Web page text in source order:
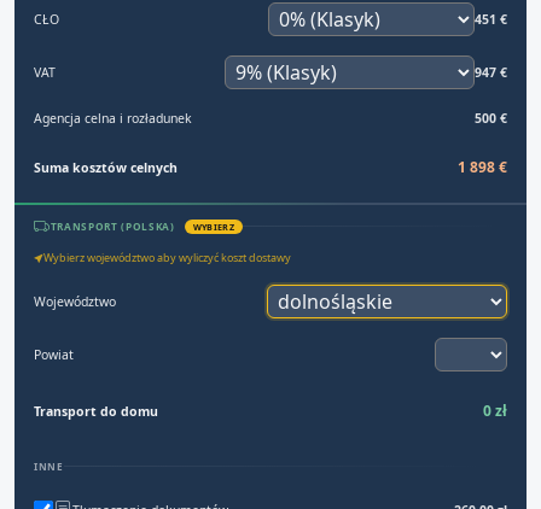
CŁO 451 €
VAT 947 €
Agencja celna i rozładunek 500 €
Suma kosztów celnych 1 898 €
TRANSPORT (POLSKA) WYBIERZ
Wybierz województwo aby wyliczyć koszt dostawy
Województwo
Powiat
Transport do domu 0 zł
INNE